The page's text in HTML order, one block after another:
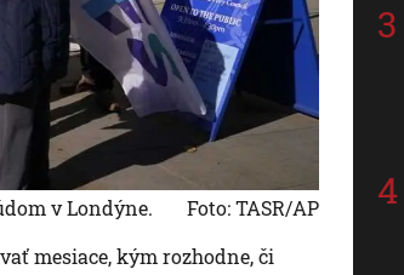
v Londýne.
Foto: TASR/AP
mesiace, kým rozhodne, či